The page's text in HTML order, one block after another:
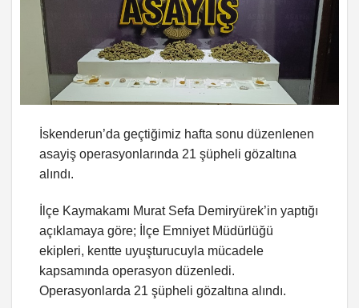
İskenderun’da geçtiğimiz hafta sonu düzenlenen
asayiş operasyonlarında 21 şüpheli gözaltına
alındı.
İlçe Kaymakamı Murat Sefa Demiryürek’in yaptığı
açıklamaya göre; İlçe Emniyet Müdürlüğü
ekipleri, kentte uyuşturucuyla mücadele
kapsamında operasyon düzenledi.
Operasyonlarda 21 şüpheli gözaltına alındı.